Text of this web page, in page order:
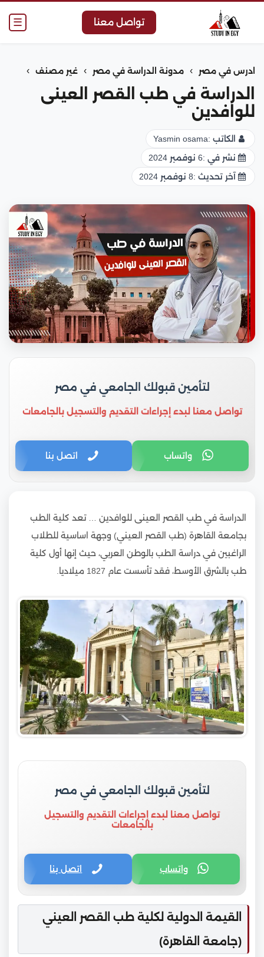
☰ تواصل معنا
ادرس في مصر › مدونة الدراسة في مصر › غير مصنف ›
الدراسة في طب القصر العينى
للوافدين
الكاتب :Yasmin osama
نشر في :6 نوفمبر 2024
آخر تحديث :8 نوفمبر 2024
لتأمين قبولك الجامعي في مصر
تواصل معنا لبدء إجراءات التقديم والتسجيل بالجامعات
واتساب اتصل بنا
الدراسة في طب القصر العينى للوافدين … تعد كلية الطب
بجامعة القاهرة (طب القصر العيني) وجهة اساسية للطلاب
الراغبين في دراسة الطب بالوطن العربي، حيث إنها أول كلية
طب بالشرق الأوسط، فقد تأسست عام 1827 ميلاديا.
لتأمين قبولك الجامعي في مصر
تواصل معنا لبدء إجراءات التقديم والتسجيل
بالجامعات
واتساب اتصل بنا
القيمة الدولية لكلية طب القصر العيني
(جامعة القاهرة)